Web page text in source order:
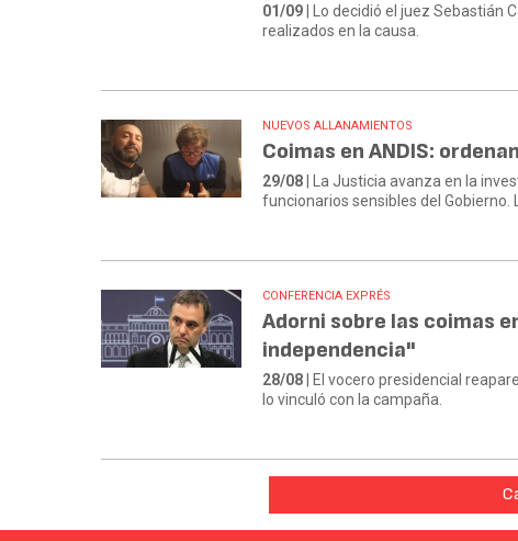
01/09 | Lo decidió el juez Sebastián
realizados en la causa.
NUEVOS ALLANAMIENTOS
Coimas en ANDIS:
29/08 | La Justicia avanza en la
funcionarios sensibles del Gobierno.
CONFERENCIA EXPRÉS
Adorni sobre las coimas
independencia"
28/08 | El vocero presidencial
lo vinculó con la campaña.